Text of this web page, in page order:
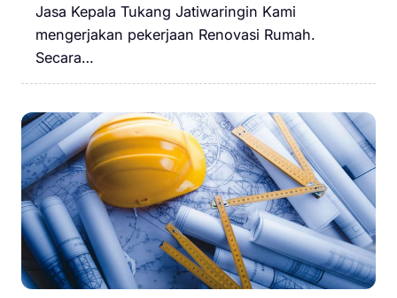
Jasa Kepala Tukang Jatiwaringin Kami
mengerjakan pekerjaan Renovasi Rumah.
Secara…